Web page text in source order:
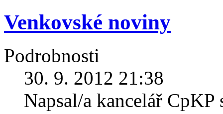
Venkovské noviny
Podrobnosti
30. 9. 2012 21:38
Napsal/a kancelář